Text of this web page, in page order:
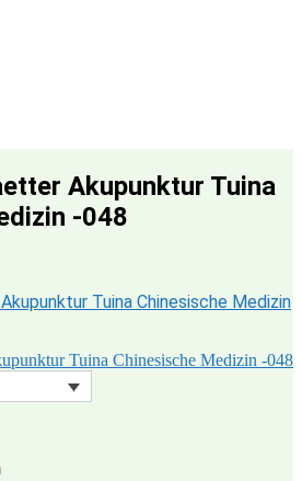
Akupunktur Tuina
-048
Tuina Chinesische Medizin -048